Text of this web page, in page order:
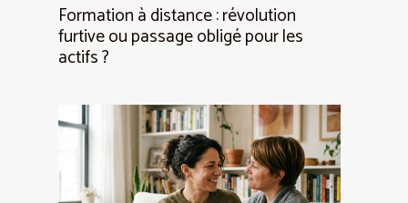
Formation à distance : révolution
furtive ou passage obligé pour les
actifs ?